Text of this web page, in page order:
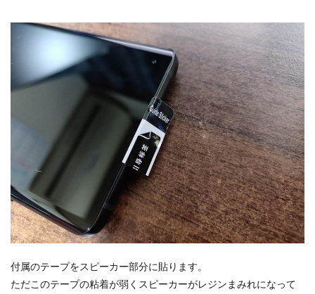
付属のテープをスピーカー部分に貼ります。
ただこのテープの粘着が弱くスピーカーがレジンまみれになって